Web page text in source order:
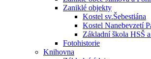
Zaniklé objekty
Kostel sv.Šebestiána
Kostel Nanebevzetí
Základní škola HSŠ
Fotohistorie
Knihovna